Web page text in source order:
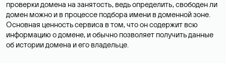
проверки домена на занятость, ведь определить, свободен ли
домен можно и в процессе подбора имени в доменной зоне.
Основная ценность сервиса в том, что он содержит всю
информацию о домене, и обычно позволяет получить данные
об истории домена и его владельце.